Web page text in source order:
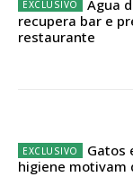
Sendo assinante
Água
recupera bar e
restaurante
Gatos
higiene motivam